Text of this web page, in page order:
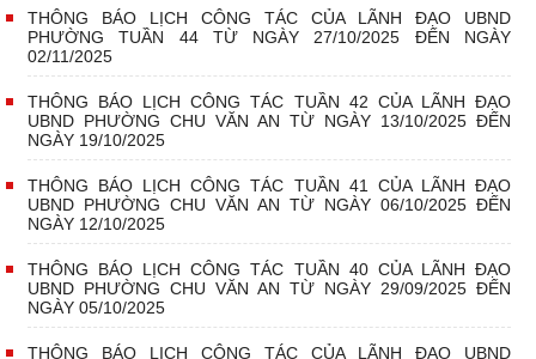
THÔNG BÁO LỊCH CÔNG TÁC CỦA LÃNH ĐẠO UBND
PHƯỜNG TUẦN 44 TỪ NGÀY 27/10/2025 ĐẾN NGÀY
02/11/2025
THÔNG BÁO LỊCH CÔNG TÁC TUẦN 42 CỦA LÃNH ĐẠO
UBND PHƯỜNG CHU VĂN AN TỪ NGÀY 13/10/2025 ĐẾN
NGÀY 19/10/2025
THÔNG BÁO LỊCH CÔNG TÁC TUẦN 41 CỦA LÃNH ĐẠO
UBND PHƯỜNG CHU VĂN AN TỪ NGÀY 06/10/2025 ĐẾN
NGÀY 12/10/2025
THÔNG BÁO LỊCH CÔNG TÁC TUẦN 40 CỦA LÃNH ĐẠO
UBND PHƯỜNG CHU VĂN AN TỪ NGÀY 29/09/2025 ĐẾN
NGÀY 05/10/2025
THÔNG BÁO LỊCH CÔNG TÁC CỦA LÃNH ĐẠO UBND